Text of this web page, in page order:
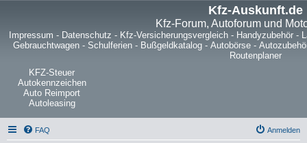
Kfz-Auskunft.de
Kfz-Forum, Autoforum und
Impressum - Datenschutz - Kfz-Versicherungsvergleich - Handyzubehör -
Gebrauchtwagen- Schulferien- Bußgeldkatalog- Autobörse-
Routenplaner
KFZ-Steuer
Autokennzeichen
Auto Reimport
Autoleasing
FAQ Anmelden